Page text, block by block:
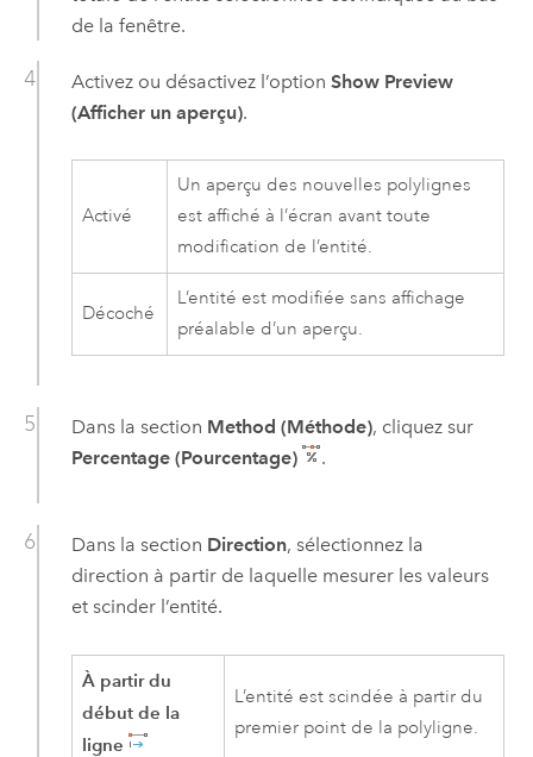
de la fenêtre.
Activez ou désactivez l’option Show Preview
(Afficher un aperçu).
Activé
Un aperçu des nouvelles polylignes
est affiché à l’écran avant toute
modification de l’entité.
Décoché
L’entité est modifiée sans affichage
préalable d’un aperçu.
Dans la section Method (Méthode), cliquez sur
Percentage (Pourcentage)
.
Dans la section Direction, sélectionnez la
direction à partir de laquelle mesurer les valeurs
et scinder l’entité.
À partir du
début de la
ligne
L’entité est scindée à partir du
premier point de la polyligne.